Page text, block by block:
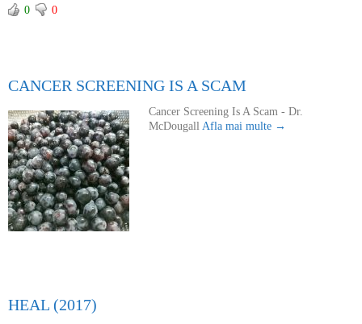
0 0
CANCER SCREENING IS A SCAM
Cancer Screening Is A Scam - Dr.
McDougall Afla mai multe →
HEAL (2017)